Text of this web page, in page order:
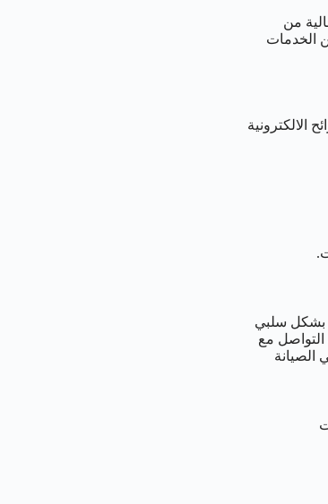
من
الخدمات
الالكترونية
بشكل سلبي
التواصل مع
الصيانة